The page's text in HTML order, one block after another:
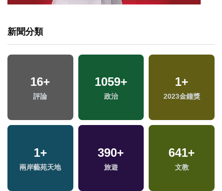
新聞分類
16+
評論
1059+
政治
1+
2023金鐘獎
1+
兩岸藝苑天地
390+
旅遊
641+
文教